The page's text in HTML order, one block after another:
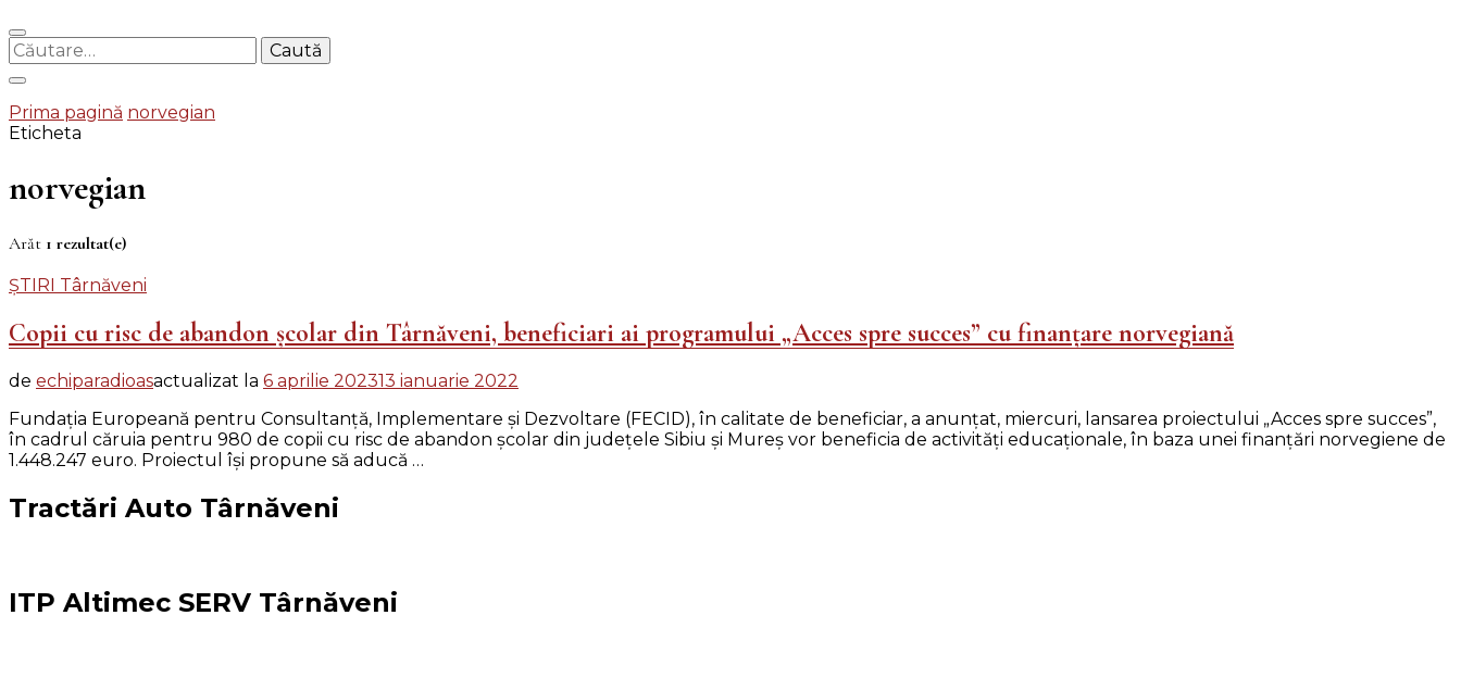
Caută
după:
Prima pagină norvegian
Eticheta
norvegian
Arăt 1 rezultat(e)
ȘTIRI Târnăveni
Copii cu risc de abandon școlar din Târnăveni, beneficiari ai programului „Acces spre succes” cu finanțare norvegiană
de echiparadioasactualizat la 6 aprilie 202313 ianuarie 2022
Fundaţia Europeană pentru Consultanţă, Implementare şi Dezvoltare (FECID), în calitate de beneficiar, a anunţat, miercuri, lansarea proiectului „Acces spre succes”,
în cadrul căruia pentru 980 de copii cu risc de abandon şcolar din judeţele Sibiu şi Mureş vor beneficia de activităţi educaţionale, în baza unei finanţări norvegiene de
1.448.247 euro. Proiectul îşi propune să aducă …
Tractări Auto Târnăveni
ITP Altimec SERV Târnăveni